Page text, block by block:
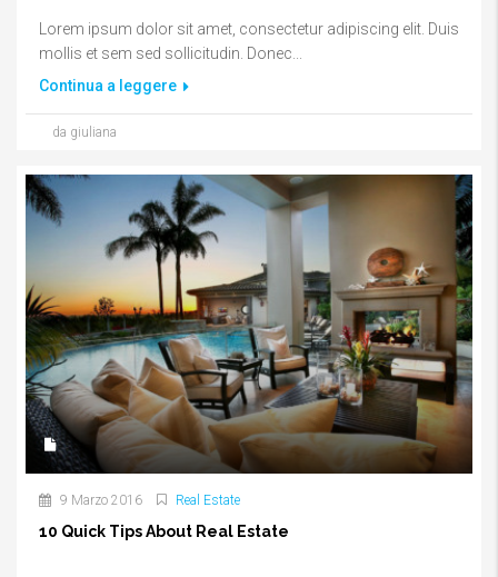
Lorem ipsum dolor sit amet, consectetur adipiscing elit. Duis
mollis et sem sed sollicitudin. Donec...
Continua a leggere
da giuliana
9 Marzo 2016 Real Estate
10 Quick Tips About Real Estate